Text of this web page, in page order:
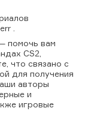
помочь вам
CS2,
что связано с
для получения
авторы
и
игровые